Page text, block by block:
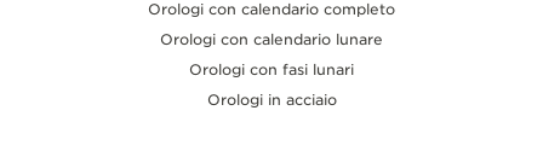
Orologi con calendario completo
Orologi con calendario lunare
Orologi con fasi lunari
Orologi in acciaio